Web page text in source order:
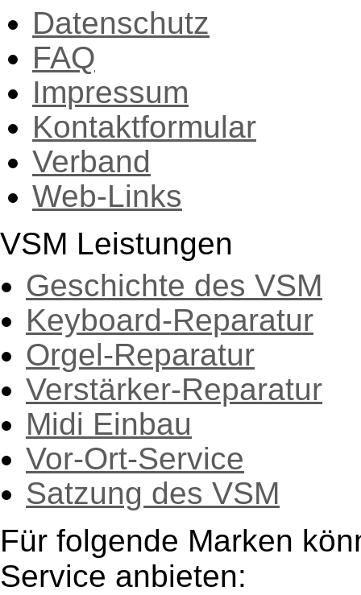
Datenschutz
FAQ
Impressum
Kontaktformular
Verband
Web-Links
VSM Leistungen
Geschichte des VSM
Keyboard-Reparatur
Orgel-Reparatur
Verstärker-Reparatur
Midi Einbau
Vor-Ort-Service
Satzung des VSM
Für folgende Marken
Service anbieten: